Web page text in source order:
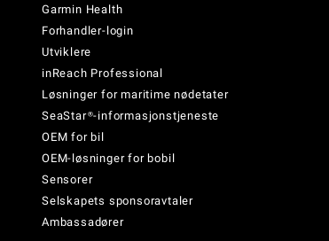
Garmin Health
Forhandler-login
Utviklere
inReach Professional
Løsninger for maritime nødetater
SeaStar®-informasjonstjeneste
OEM for bil
OEM-løsninger for bobil
Sensorer
Selskapets sponsoravtaler
Ambassadører